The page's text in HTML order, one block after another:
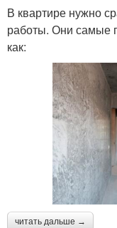
В квартире нужно
работы. Они самые
как:
читать дальше →